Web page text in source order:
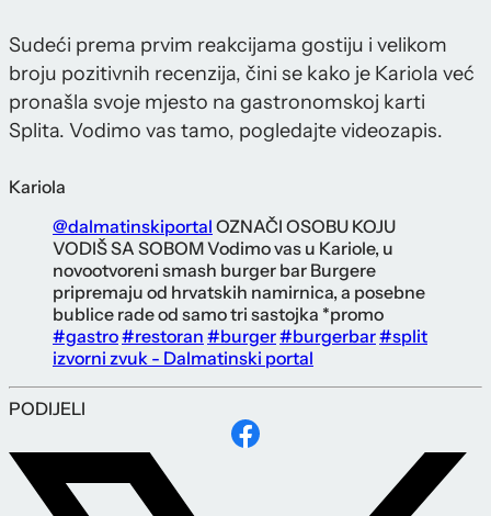
Sudeći prema prvim reakcijama gostiju i velikom
broju pozitivnih recenzija, čini se kako je Kariola već
pronašla svoje mjesto na gastronomskoj karti
Splita. Vodimo vas tamo, pogledajte videozapis.
Kariola
@dalmatinskiportal OZNAČI OSOBU KOJU
VODIŠ SA SOBOM Vodimo vas u Kariole, u
novootvoreni smash burger bar Burgere
pripremaju od hrvatskih namirnica, a posebne
bublice rade od samo tri sastojka *promo
#gastro#restoran #burger#burgerbar#split
izvorni zvuk - Dalmatinski portal
PODIJELI